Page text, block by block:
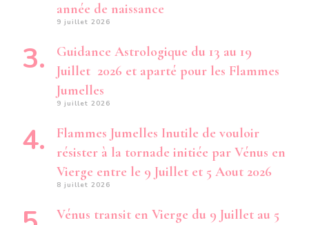
année de naissance
9 juillet 2026
Guidance Astrologique du 13 au 19
Juillet 2026 et aparté pour les Flammes
Jumelles
9 juillet 2026
Flammes Jumelles Inutile de vouloir
résister à la tornade initiée par Vénus en
Vierge entre le 9 Juillet et 5 Aout 2026
8 juillet 2026
Vénus transit en Vierge du 9 Juillet au 5